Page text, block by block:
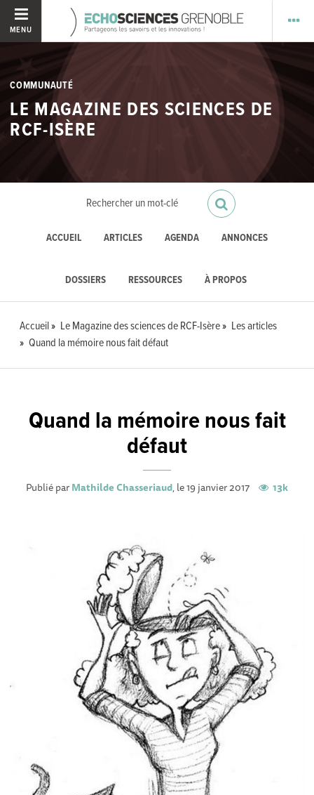
MENU
COMMUNAUTÉ
LE MAGAZINE DES SCIENCES DE
RCF-ISÈRE
ACCUEIL ARTICLES AGENDA ANNONCES
DOSSIERS RESSOURCES À PROPOS
Accueil Le Magazine des sciences de RCF-Isère
Les articles
Quand la mémoire nous fait défaut
Quand la mémoire nous fait
défaut
Publié parMathilde Chasseriaud, le 19 janvier 2017 13k